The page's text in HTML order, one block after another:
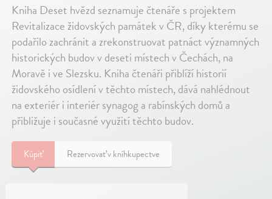
Kniha Deset hvězd seznamuje čtenáře s projektem
Revitalizace židovských památek v ČR, díky kterému se
podařilo zachránit a zrekonstruovat patnáct významných
historických budov v deseti místech v Čechách, na
Moravě i ve Slezsku. Kniha čtenáři přiblíží historií
židovského osídlení v těchto místech, dává nahlédnout
na exteriér i interiér synagog a rabínských domů a
přibližuje i současné využití těchto budov.
Kúpiť Rezervovať v kníhkupectve